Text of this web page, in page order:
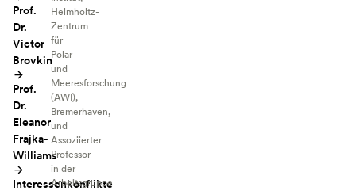
Prof.
Dr.
Victor
Brovkin
Prof.
Dr.
Eleanor
Frajka-
Williams
Interessenkonflikte
Helmholtz-
Zentrum
für
Polar-
und
Meeresforschung
(AWI),
Bremerhaven,
und
Assoziierter
Professor
in der
Arbeitsgruppe